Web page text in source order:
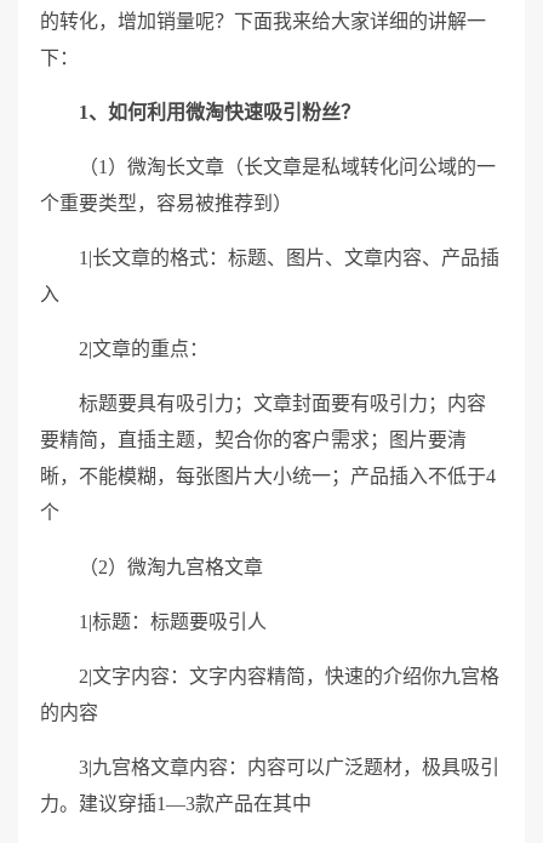
的转化，增加销量呢？下面我来给大家详细的讲解一
下：
1、如何利用微淘快速吸引粉丝？
（1）微淘长文章（长文章是私域转化问公域的一
个重要类型，容易被推荐到）
1|长文章的格式：标题、图片、文章内容、产品插
入
2|文章的重点：
标题要具有吸引力；文章封面要有吸引力；内容
要精简，直插主题，契合你的客户需求；图片要清
晰，不能模糊，每张图片大小统一；产品插入不低于4
个
（2）微淘九宫格文章
1|标题：标题要吸引人
2|文字内容：文字内容精简，快速的介绍你九宫格
的内容
3|九宫格文章内容：内容可以广泛题材，极具吸引
力。建议穿插1—3款产品在其中